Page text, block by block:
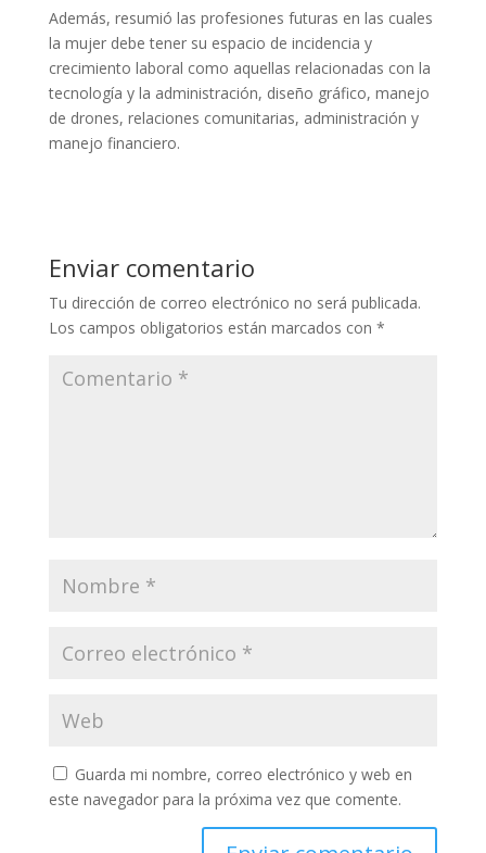
Además, resumió las profesiones futuras en las cuales
la mujer debe tener su espacio de incidencia y
crecimiento laboral como aquellas relacionadas con la
tecnología y la administración, diseño gráfico, manejo
de drones, relaciones comunitarias, administración y
manejo financiero.
Enviar comentario
Tu dirección de correo electrónico no será publicada.
Los campos obligatorios están marcados con *
Guarda mi nombre, correo electrónico y web en
este navegador para la próxima vez que comente.